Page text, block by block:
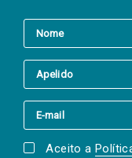
Aceito a